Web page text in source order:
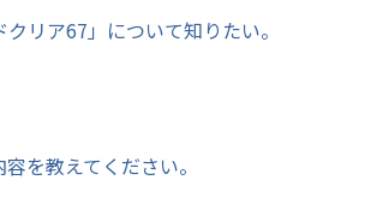
リア67」について知りたい。
を教えてください。